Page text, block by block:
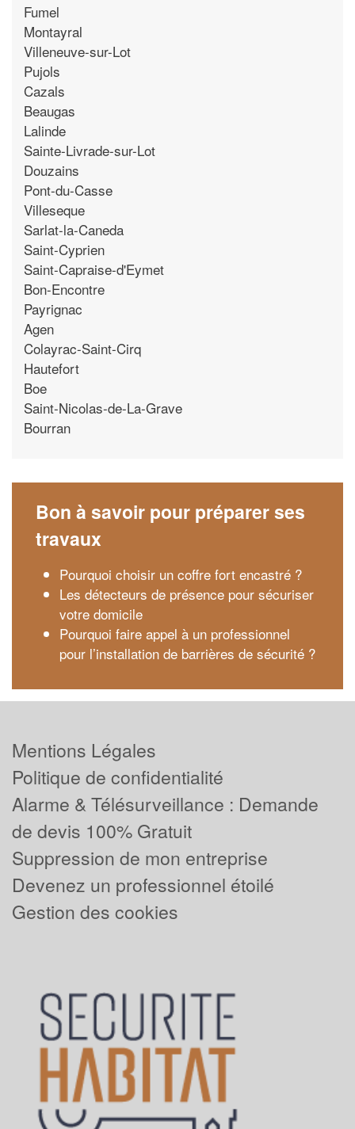
Fumel
Montayral
Villeneuve-sur-Lot
Pujols
Cazals
Beaugas
Lalinde
Sainte-Livrade-sur-Lot
Douzains
Pont-du-Casse
Villeseque
Sarlat-la-Caneda
Saint-Cyprien
Saint-Capraise-d'Eymet
Bon-Encontre
Payrignac
Agen
Colayrac-Saint-Cirq
Hautefort
Boe
Saint-Nicolas-de-La-Grave
Bourran
Bon à savoir pour préparer ses
travaux
Pourquoi choisir un coffre fort encastré ?
Les détecteurs de présence pour sécuriser
votre domicile
Pourquoi faire appel à un professionnel
pour l’installation de barrières de sécurité ?
Mentions Légales
Politique de confidentialité
Alarme & Télésurveillance : Demande
de devis 100% Gratuit
Suppression de mon entreprise
Devenez un professionnel étoilé
Gestion des cookies